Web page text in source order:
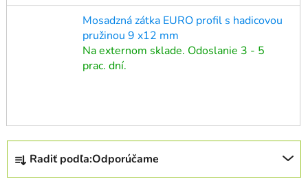
Mosadzná zátka EURO profil s hadicovou
pružinou 9 x12 mm
Na externom sklade. Odoslanie 3 - 5
prac. dní.
R
a
d
Radiť podľa:Odporúčame